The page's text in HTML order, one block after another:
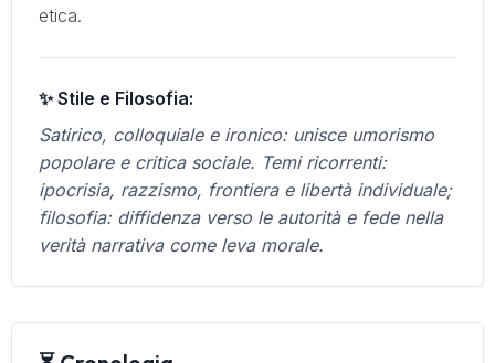
etica.
✨ Stile e Filosofia:
Satirico, colloquiale e ironico: unisce umorismo
popolare e critica sociale. Temi ricorrenti:
ipocrisia, razzismo, frontiera e libertà individuale;
filosofia: diffidenza verso le autorità e fede nella
verità narrativa come leva morale.